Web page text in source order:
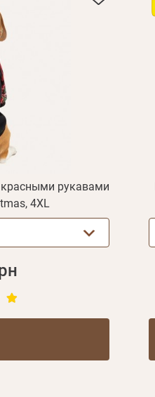
рукавами
4XL